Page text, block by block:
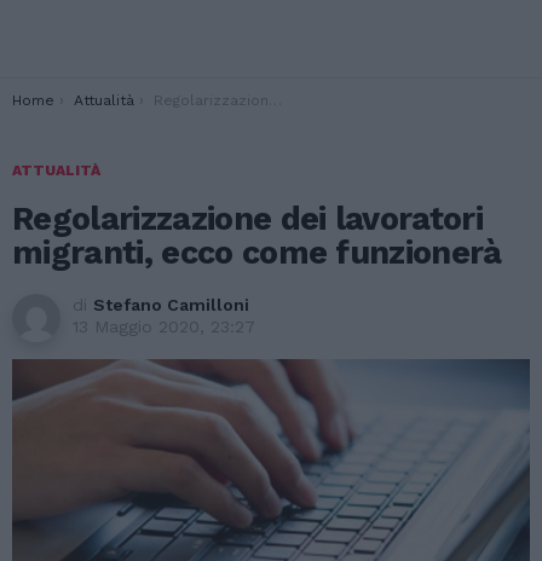
You are here:
Home Attualità Regolarizzazione dei lavoratori migranti, ecco come funzionerà
ATTUALITÀ
Regolarizzazione dei lavoratori
migranti, ecco come funzionerà
di Stefano Camilloni
13 Maggio 2020, 23:27